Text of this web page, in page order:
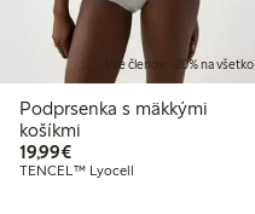
Pre členov: -20% na všetko
Podprsenka s mäkkými
košíkmi
19,99€19,99 €
TENCEL™ Lyocell